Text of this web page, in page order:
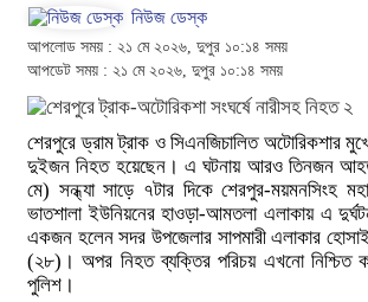
নিউজ ডেস্ক
আপলোড সময় : ২১ মে ২০২৬, দুপুর ১০:১৪ সময়
আপডেট সময় : ২১ মে ২০২৬, দুপুর ১০:১৪ সময়
শেরপুরে ড্রাম ট্রাক ও সিএনজিচালিত অটোরিকশার
দুইজন নিহত হয়েছেন। এ ঘটনায় আরও তিনজন
মে) সন্ধ্যা সাড়ে ৭টার দিকে শেরপুর-ময়মনসিংহ
ভাতশালা ইউনিয়নের হাওড়া-আমতলা এলাকায় এ
একজন হলেন সদর উপজেলার সাপমারী এলাকার
(২৮)। অপর নিহত ব্যক্তির পরিচয় এখনো নিশ্চিত
পুলিশ।